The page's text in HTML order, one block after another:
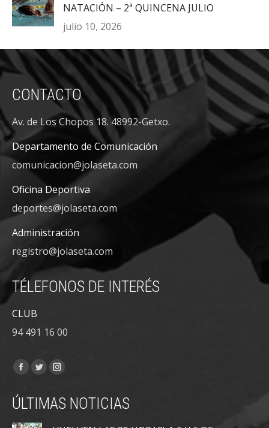
NATACIÓN – 2ª QUINCENA JULIO
julio 10, 2026
CONTACTO
Av. de Los Chopos 18. 48992-Getxo.
Departamento de Comunicación
comunicacion@jolaseta.com
Oficina Deportiva
deportes@jolaseta.com
Administración
registro@jolaseta.com
TÉLEFONOS DE INTERÉS
CLUB
94 491 16 00
Encuéntranos en:
Facebook
opens
in
Twitter
opens
in
Instagram
opens
ÚLTIMAS NOTICIAS